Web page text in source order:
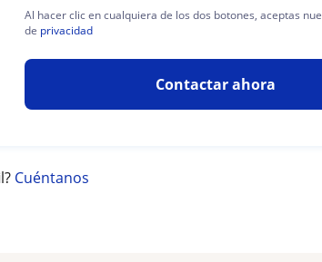
Al hacer clic en cualquiera de los dos botones, aceptas
de privacidad
Contactar ahora
Cuéntanos